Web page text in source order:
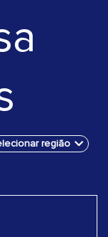
região